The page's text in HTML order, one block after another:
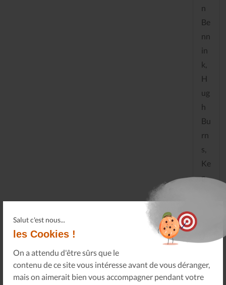
Salut c'est nous...
les Cookies !
On a attendu d'être sûrs que le
contenu de ce site vous intéresse avant de vous déranger,
mais on aimerait bien vous accompagner pendant votre
n
Be
nn
in
k,
H
ug
h
Bu
rn
s,
Ke
n
ch
ael